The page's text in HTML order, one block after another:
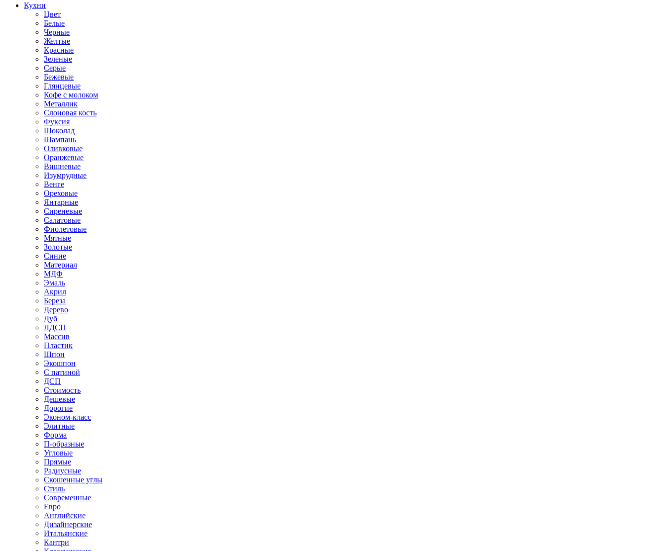
Кухни
Цвет
Белые
Черные
Желтые
Красные
Зеленые
Серые
Бежевые
Глянцевые
Кофе с молоком
Металлик
Слоновая кость
Фуксия
Шоколад
Шампань
Оливковые
Оранжевые
Вишневые
Изумрудные
Венге
Ореховые
Янтарные
Сиреневые
Салатовые
Фиолетовые
Мятные
Золотые
Синие
Материал
МДФ
Эмаль
Акрил
Береза
Дерево
Дуб
ЛДСП
Массив
Пластик
Шпон
Экошпон
С патиной
ДСП
Стоимость
Дешевые
Дорогие
Эконом-класс
Элитные
Форма
П-образные
Угловые
Прямые
Радиусные
Скошенные углы
Стиль
Современные
Евро
Английские
Дизайнерские
Итальянские
Кантри